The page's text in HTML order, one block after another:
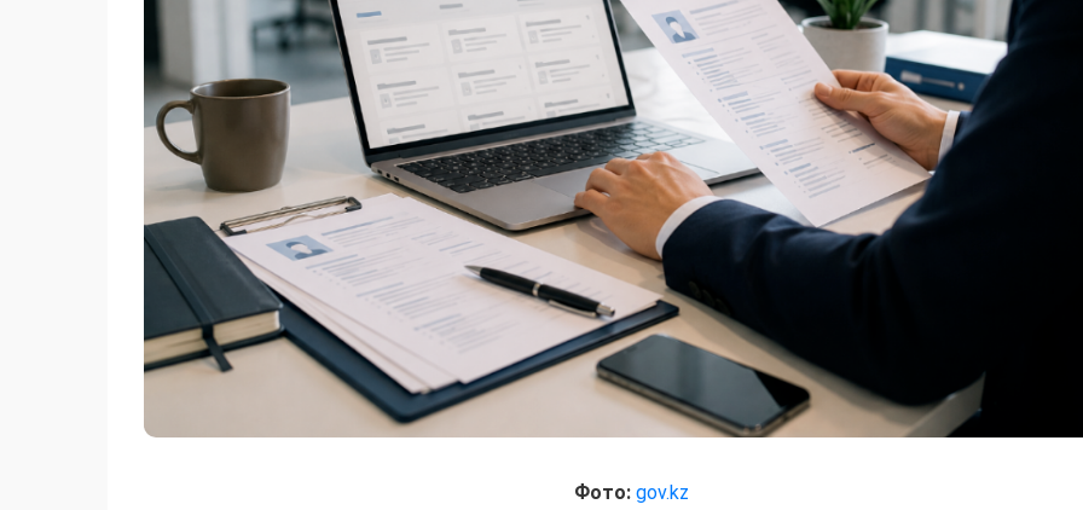
Фото: gov.kz